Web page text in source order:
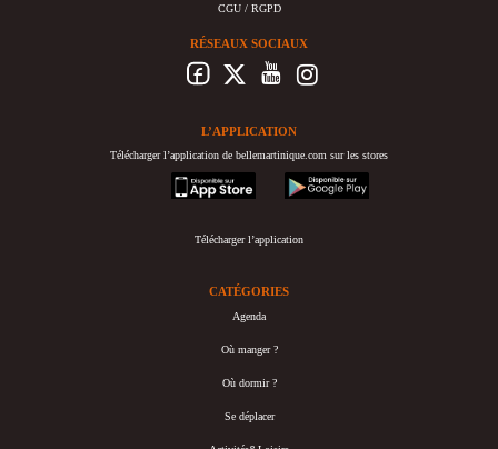
CGU / RGPD
RÉSEAUX SOCIAUX
L’APPLICATION
Télécharger l’application de bellemartinique.com sur les stores
appstore
googleplay
Télécharger l’application
CATÉGORIES
Agenda
Où manger ?
Où dormir ?
Se déplacer